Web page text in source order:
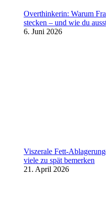
Overthinkerin: Warum
stecken – und wie du
6. Juni 2026
Viszerale Fett-
viele zu spät bemerken
21. April 2026